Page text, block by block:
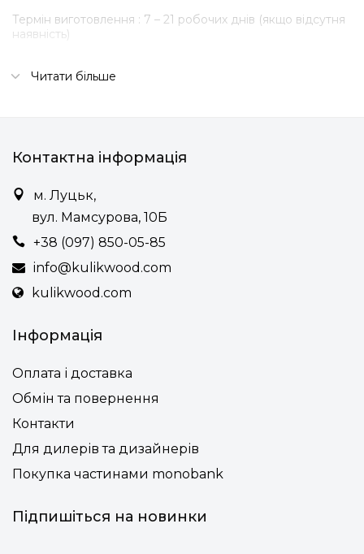
Термін виготовлення : 7 – 21 робочих днів (якщо відсутня
наявність)
М’яка частина на замках, що дозволяє її розібрати і
попрати.
Фінішний захист деревини – витривале натуральне
масло
Підніжка дерев’яна або з алюмінію (для дому чи
громадського місця)
Можливість зміни висоти ніжок (або підніжки) під
нестандартну стільницю на індивідуальний запит
клієнта
Читати більше
Контактна інформація
м. Луцьк,
вул. Мамсурова, 10Б
+38 (097) 850-05-85
info@kulikwood.com
kulikwood.com
Інформація
Оплата і доставка
Обмін та повернення
Контакти
Для дилерів та дизайнерів
Покупка частинами monobank
Підпишіться на новинки